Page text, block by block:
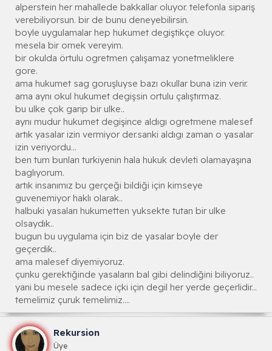
alperstein her mahallede bakkallar oluyor. telefonla sipariş
verebiliyorsun. bir de bunu deneyebilirsin.
boyle uygulamalar hep hukumet degiştikçe oluyor.
mesela bir ornek vereyim.
bir okulda örtulu ogretmen çalışamaz yonetmeliklere
gore.
ama hukumet sag goruşluyse bazı okullar buna izin verir.
ama aynı okul hukumet degişsin ortulu çalıştırmaz.
bu ulke çok garip bir ulke..
aynı mudur hukumet degişince aldıgı ogretmene malesef
artık yasalar izin vermiyor der.sanki aldıgı zaman o yasalar
izin veriyordu...
ben tum bunları turkiyenin hala hukuk devleti olamayaşına
baglıyorum.
artık insanımız bu gerçeği bildiği için kimseye
guvenemiyor haklı olarak..
halbuki yasaları hukumetten yuksekte tutan bir ulke
olsaydık..
bugun bu uygulama için biz de yasalar boyle der
geçerdik..
ama malesef diyemiyoruz.
çunku gerektiğinde yasaların bal gibi delindiğini biliyoruz..
yani bu mesele sadece içki için degil her yerde geçerlidir...
temelimiz çuruk temelimiz....
Rekursion
Üye